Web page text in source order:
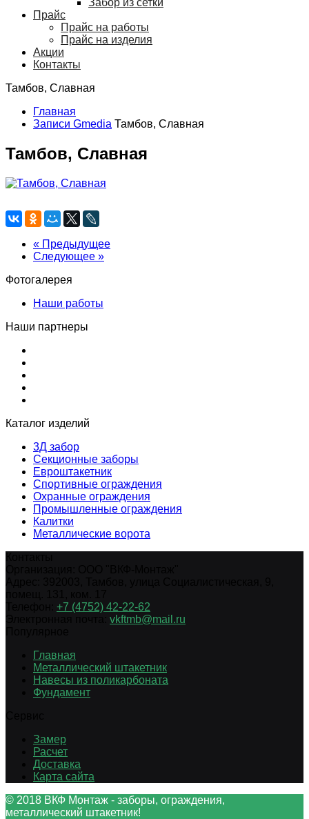
Забор из сетки
Прайс
Прайс на работы
Прайс на изделия
Акции
Контакты
Тамбов, Славная
Главная
Записи Gmedia Тамбов, Славная
Тамбов, Славная
« Предыдущее
Следующее »
Фотогалерея
Наши работы
Наши партнеры
Каталог изделий
3Д забор
Секционные заборы
Евроштакетник
Спортивные ограждения
Охранные ограждения
Промышленные ограждения
Калитки
Металлические ворота
+7 (4752) 42-22-62
vkftmb@mail.ru
Главная
Металлический штакетник
Навесы из поликарбоната
Фундамент
Замер
Расчет
Доставка
Карта сайта
© 2018 ВКФ Монтаж - заборы, ограждения,
металлический штакетник!